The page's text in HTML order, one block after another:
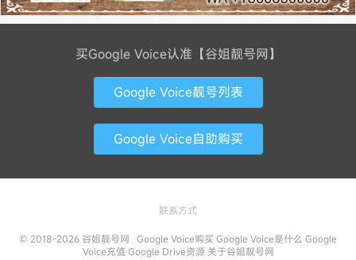
买Google Voice认准【谷姐靓号网】
Google Voice靓号列表
Google Voice自助购买
联系方式
© 2018-2026 谷姐靓号网 Google Voice购买 Google Voice是什么 Google
Voice充值 Google Drive资源 关于谷姐靓号网